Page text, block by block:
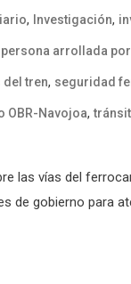
, Investigación,
persona arrollada
del tren, seguridad
OBR-Navojoa,
las vías del
de gobierno para